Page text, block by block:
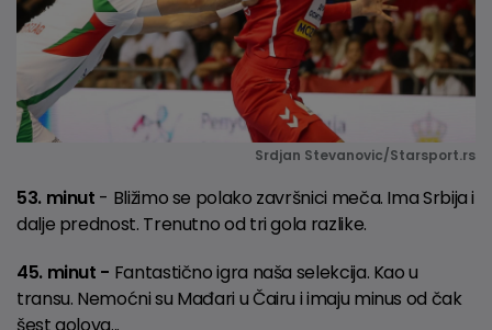
Srdjan Stevanovic/Starsport.rs
53. minut - Bližimo se polako završnici meča. Ima Srbija i
dalje prednost. Trenutno od tri gola razlike.
45. minut - Fantastično igra naša selekcija. Kao u
transu. Nemoćni su Mađari u Čairu i imaju minus od čak